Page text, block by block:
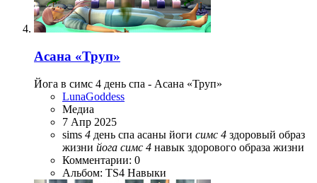
Асана «Труп»
Йога в симс 4 день спа - Асана «Труп»
LunaGoddess
Медиа
7 Апр 2025
sims 4 день спа асаны йоги симс 4 здоровый образ
жизни йога симс 4 навык здорового образа жизни
Комментарии: 0
Альбом: TS4 Навыки